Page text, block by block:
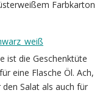
Farbkarton
ist die Geschenktüte
eine Flasche Öl. Ach,
Salat als auch für